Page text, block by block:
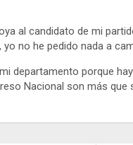
al candidato de mi
no he pedido nada a
departamento porque
Nacional son más